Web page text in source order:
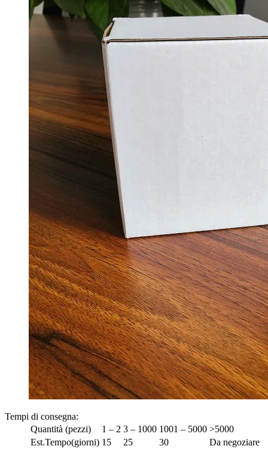
Tempi di consegna:
Quantità (pezzi)
1 – 2 3 – 1000 1001 – 5000 >5000
Est.Tempo(giorni) 15 25 30 Da negoziare